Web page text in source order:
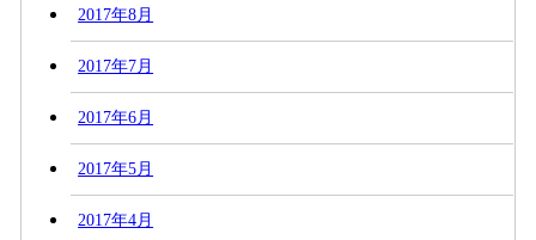
2017年8月
2017年7月
2017年6月
2017年5月
2017年4月